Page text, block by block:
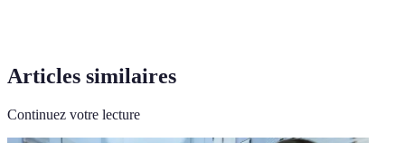
Articles similaires
Continuez votre lecture